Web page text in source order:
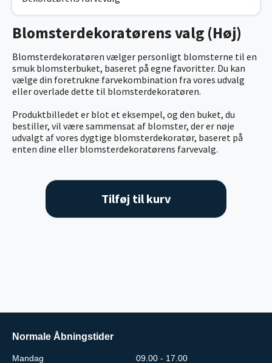
Blomsterdekoratørens valg (Høj)
Blomsterdekoratøren vælger personligt blomsterne til en
smuk blomsterbuket, baseret på egne favoritter. Du kan
vælge din foretrukne farvekombination fra vores udvalg
eller overlade dette til blomsterdekoratøren.
Produktbilledet er blot et eksempel, og den buket, du
bestiller, vil være sammensat af blomster, der er nøje
udvalgt af vores dygtige blomsterdekoratør, baseret på
enten dine eller blomsterdekoratørens farvevalg.
Tilføj til kurv
Normale Åbningstider
Mandag
09.00 - 17.00